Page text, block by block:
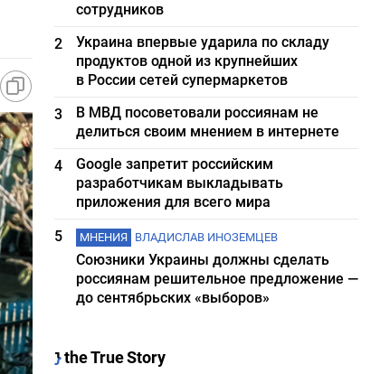
сотрудников
2
Украина впервые ударила по складу
продуктов одной из крупнейших
в России сетей супермаркетов
3
В МВД посоветовали россиянам не
делиться своим мнением в интернете
4
Google запретит российским
разработчикам выкладывать
приложения для всего мира
5
МНЕНИЯ ВЛАДИСЛАВ ИНОЗЕМЦЕВ
Союзники Украины должны сделать
россиянам решительное предложение —
до сентябрьских «выборов»